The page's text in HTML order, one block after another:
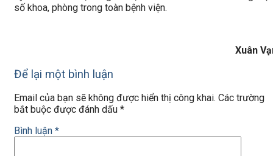
số khoa, phòng trong toàn bệnh viện.
Xuân
Để lại một bình luận
Email của bạn sẽ không được hiển thị công khai. Các trường
bắt buộc được đánh dấu *
Bình luận *